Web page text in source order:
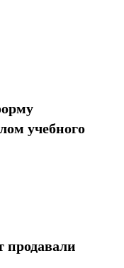
учебного
продавали